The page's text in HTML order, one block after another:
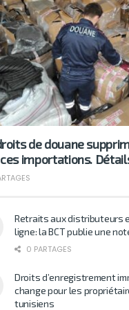
de douane
importations.
Retraits aux distributeurs
ligne: la BCT publie une
0 PARTAGES
Droits d’enregistrement
change pour les
tunisiens